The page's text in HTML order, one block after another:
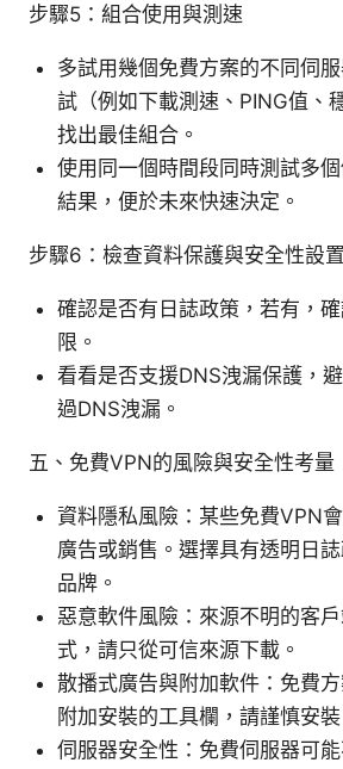
步驟5：組合使用與測速
多試用幾個免費方案的不同伺
試（例如下載測速、PING值、
找出最佳組合。
使用同一個時間段同時測試多
結果，便於未來快速決定。
步驟6：檢查資料保護與安全性設置
確認是否有日誌政策，若有，
限。
看看是否支援DNS洩漏保護，
過DNS洩漏。
五、免費VPN的風險與安全性考量
資料隱私風險：某些免費VPN
廣告或銷售。選擇具有透明日
品牌。
惡意軟件風險：來源不明的客
式，請只從可信來源下載。
散播式廣告與附加軟件：免費
附加安裝的工具欄，請謹慎安裝
伺服器安全性：免費伺服器可